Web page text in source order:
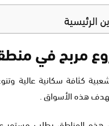
الرئيسية
مربح في
كثافة سكانية عالية
هذه الأسواق .